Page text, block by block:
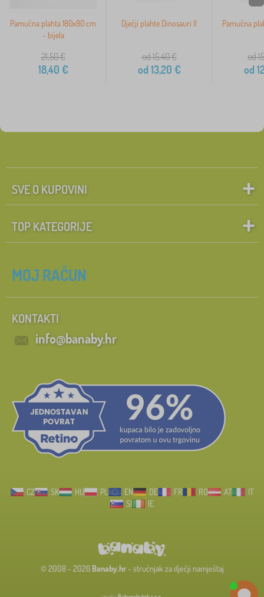
Pamučna plahta 180x80 cm
- bijela
21,50€
18,40 €
Dječji plahte Dinosauri II
od 15,40€
od 13,20 €
Pamučna
od
od
SVE O KUPOVINI
TOP KATEGORIJE
MOJ RAČUN
KONTAKTI
info@banaby.hr
CZ SK HU PL EN DE FR RO AT
IT
SI
IE
© 2008 - 2026 Banaby.hr- stručnjak za dječji namještaj